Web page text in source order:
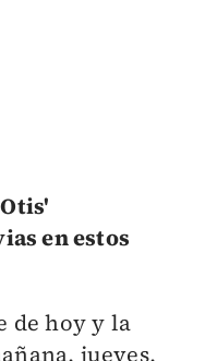
en estos
de hoy y la
jueves,